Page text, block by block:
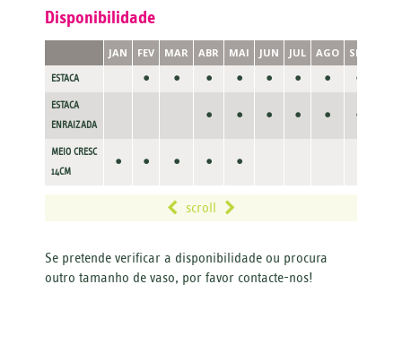
Disponibilidade
JAN FEV MAR ABR MAI JUN JUL AGO SET
ESTACA • • • • • • • •
ESTACA
ENRAIZADA
• • • • • •
MEIO CRESC
14CM
• • • • •
scroll
Se pretende verificar a disponibilidade ou procura
outro tamanho de vaso, por favor contacte-nos!